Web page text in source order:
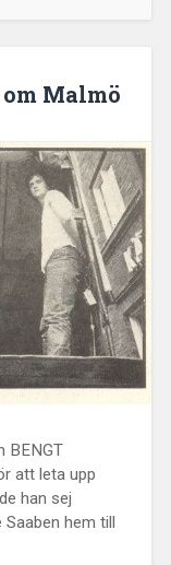
om Malmö
BENGT
att leta upp
han sej
hem till